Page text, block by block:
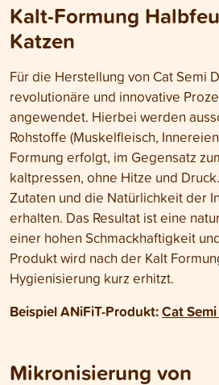
Kalt-Formung
Katzen
Für die Herstellung von Cat Semi
revolutionäre und innovative
angewendet. Hierbei werden
Rohstoffe (Muskelfleisch,
Formung erfolgt, im Gegensatz
kaltpressen, ohne Hitze und
Zutaten und die Natürlichkeit der
erhalten. Das Resultat ist eine
einer hohen Schmackhaftigkeit
Produkt wird nach der Kalt
Hygienisierung kurz erhitzt.
Beispiel ANiFiT-Produkt:Cat
Mikronisierung von